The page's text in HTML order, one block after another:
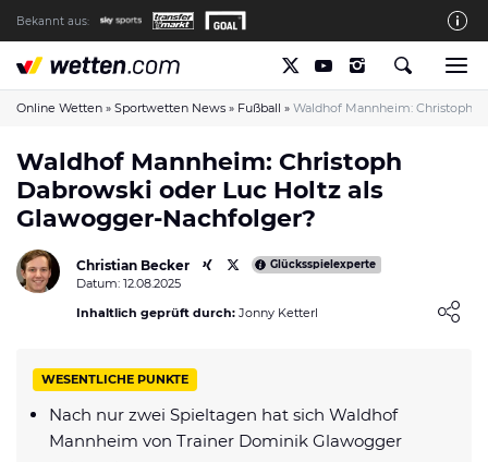
Bekannt aus:
Die wetten.com Redaktion
So bewerten wir die Anbieter
wetten.com auf Facebook
wetten.com auf YouTube
Spielsucht Hilfe & Prävention
Über Uns
Kontakt
Verantwortungsvolles Spielen
Glücksspiel-Regulierung in Deutschland
Online Wetten » Sportwetten News » Fußball » Waldhof Mannheim: Christoph
Waldhof Mannheim: Christoph
Dabrowski oder Luc Holtz als
Glawogger-Nachfolger?
Christian Becker Glücksspielexperte
Datum: 12.08.2025
Inhaltlich geprüft durch: Jonny Ketterl
WESENTLICHE PUNKTE
Nach nur zwei Spieltagen hat sich Waldhof
Mannheim von Trainer Dominik Glawogger